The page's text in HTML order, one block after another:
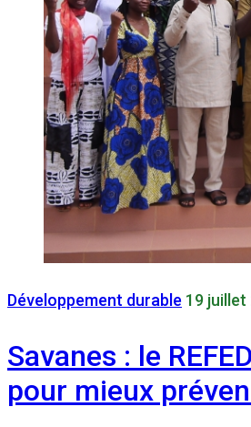
Développement durable 19 juillet
Savanes : le
pour mieux